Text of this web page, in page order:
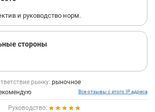
и руководство норм.
стороны
рынку: рыночное
Все отзывы с этого IP адреса
Руководство: